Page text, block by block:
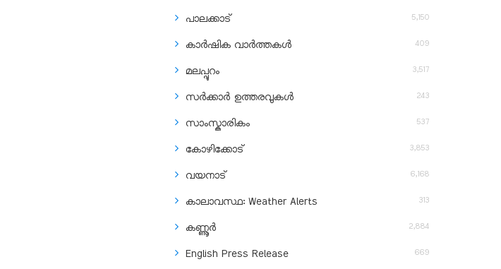
പാലക്കാട് 5,150
കാർഷിക വാർത്തകൾ 409
മലപ്പുറം 3,517
സർക്കാർ ഉത്തരവുകൾ 243
സാംസ്കാരികം 537
കോഴിക്കോട് 3,853
വയനാട് 6,168
കാലാവസ്ഥ: Weather Alerts 313
കണ്ണൂർ 2,884
English Press Release 669